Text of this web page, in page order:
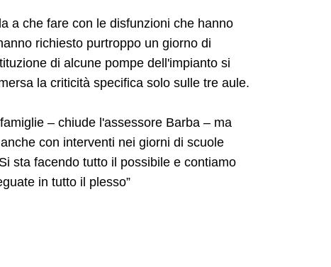
a che fare con le disfunzioni che hanno
richiesto purtroppo un giorno di
di alcune pompe dell'impianto si
la criticità specifica solo sulle tre aule.
– chiude l'assessore Barba – ma
con interventi nei giorni di scuole
sta facendo tutto il possibile e contiamo
in tutto il plesso”